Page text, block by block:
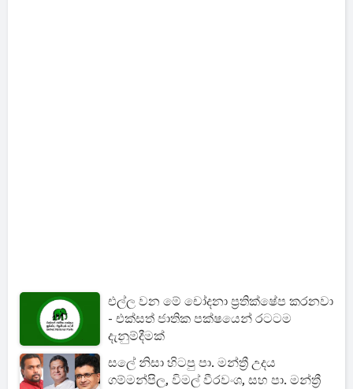
එල්ල වන මේ චෝදනා ප්‍රතික්ෂේප කරනවා
- එක්සත් ජාතික පක්ෂයෙන් රටටම
දැනුම්දීමක්
සලේ නිසා හිටපු පා. මන්ත්‍රී උදය
ගම්මන්පිල, විමල් වීරවංශ, සහ පා. මන්ත්‍රී